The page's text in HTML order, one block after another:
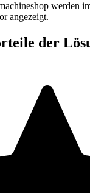
werden
angezeigt.
der